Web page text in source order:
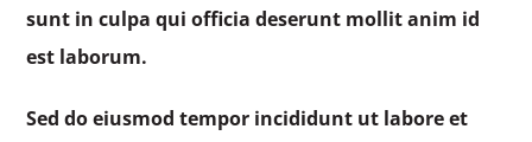
sunt in culpa qui officia deserunt mollit anim id
est laborum.
Sed do eiusmod tempor incididunt ut labore et